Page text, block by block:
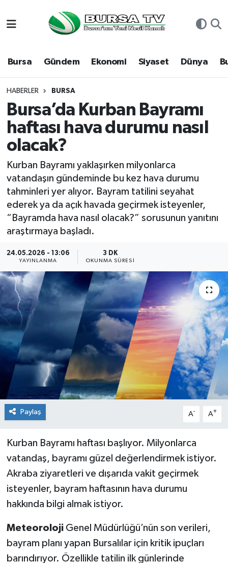
Bursa Gündem Ekonomi Siyaset Dünya
HABERLER BURSA
Bursa’da Kurban Bayramı
haftası hava durumu nasıl
olacak?
Kurban Bayramı yaklaşırken milyonlarca
vatandaşın gündeminde bu kez hava durumu
tahminleri yer alıyor. Bayram tatilini seyahat
ederek ya da açık havada geçirmek isteyenler,
“Bayramda hava nasıl olacak?” sorusunun yanıtını
araştırmaya başladı.
24.05.2026 - 13:06
YAYINLANMA
3 DK
OKUNMA SÜRESI
Paylaş A- A+
Kurban Bayramı haftası başlıyor. Milyonlarca
vatandaş, bayramı güzel değerlendirmek istiyor.
Akraba ziyaretleri ve dışarıda vakit geçirmek
isteyenler, bayram haftasının hava durumu
hakkında bilgi almak istiyor.
Meteoroloji Genel Müdürlüğü’nün son verileri,
bayram planı yapan Bursalılar için kritik ipuçları
barındırıyor. Özellikle tatilin ilk günlerinde
Bursa
Dünya
Eğitim
Ekonomi
Genel
Gündem
Magazin
Siyaset
Spor
Teknoloji
Türkiye
Hava Durumu
Namaz Vakitleri
Trafik Durumu
Süper Lig Puan Durumu ve Fikstür
Tüm Manşetler
Son Dakika Haberleri
Haber Arşivi